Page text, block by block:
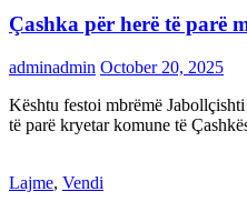
Çashka për herë të parë
adminadmin October 20, 2025
Kështu festoi mbrëmë
të parë kryetar komune të
Lajme, Vendi